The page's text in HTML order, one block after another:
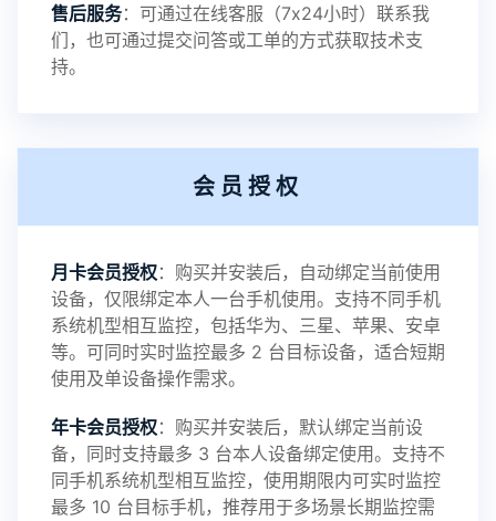
提示1：为避免异常风险情况，传输对方手机数据文
件至本地请先切换代理网络
鲸监控存在的问题与所需的更多功能，华鲸手机监
控将持续为您创造更优秀的监控APP
2025-01-13 V3.7
售后服务：可通过在线客服（7x24小时）联系我
们，也可通过提交问答或工单的方式获取技术支
持。
会员授权
月卡会员授权：购买并安装后，自动绑定当前使用
设备，仅限绑定本人一台手机使用。支持不同手机
系统机型相互监控，包括华为、三星、苹果、安卓
等。可同时实时监控最多 2 台目标设备，适合短期
使用及单设备操作需求。
年卡会员授权：购买并安装后，默认绑定当前设
备，同时支持最多 3 台本人设备绑定使用。支持不
同手机系统机型相互监控，使用期限内可实时监控
最多 10 台目标手机，推荐用于多场景长期监控需